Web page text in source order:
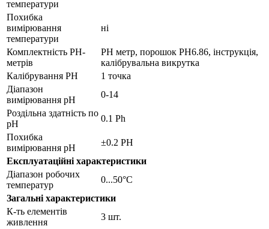
температури
Похибка
вимірювання
температури
ні
Комплектність PH-
метрів
РН метр, порошок РН6.86, інструкція,
калібрувальна викрутка
Калібрування PH
1 точка
Діапазон
вимірювання pH
0-14
Роздільна здатність по
pH
0.1 Ph
Похибка
вимірювання pH
±0.2 PH
Експлуатаційні характеристики
Діапазон робочих
температур
0...50°С
Загальні характеристики
К-ть елементів
живлення
3 шт.